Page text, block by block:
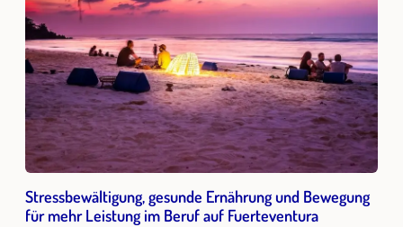
Stressbewältigung, gesunde Ernährung und Bewegung
für mehr Leistung im Beruf auf Fuerteventura